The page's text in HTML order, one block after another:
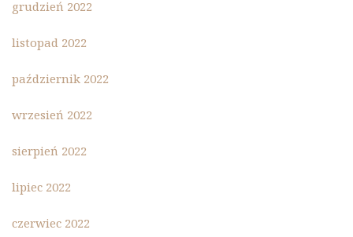
grudzień 2022
listopad 2022
październik 2022
wrzesień 2022
sierpień 2022
lipiec 2022
czerwiec 2022